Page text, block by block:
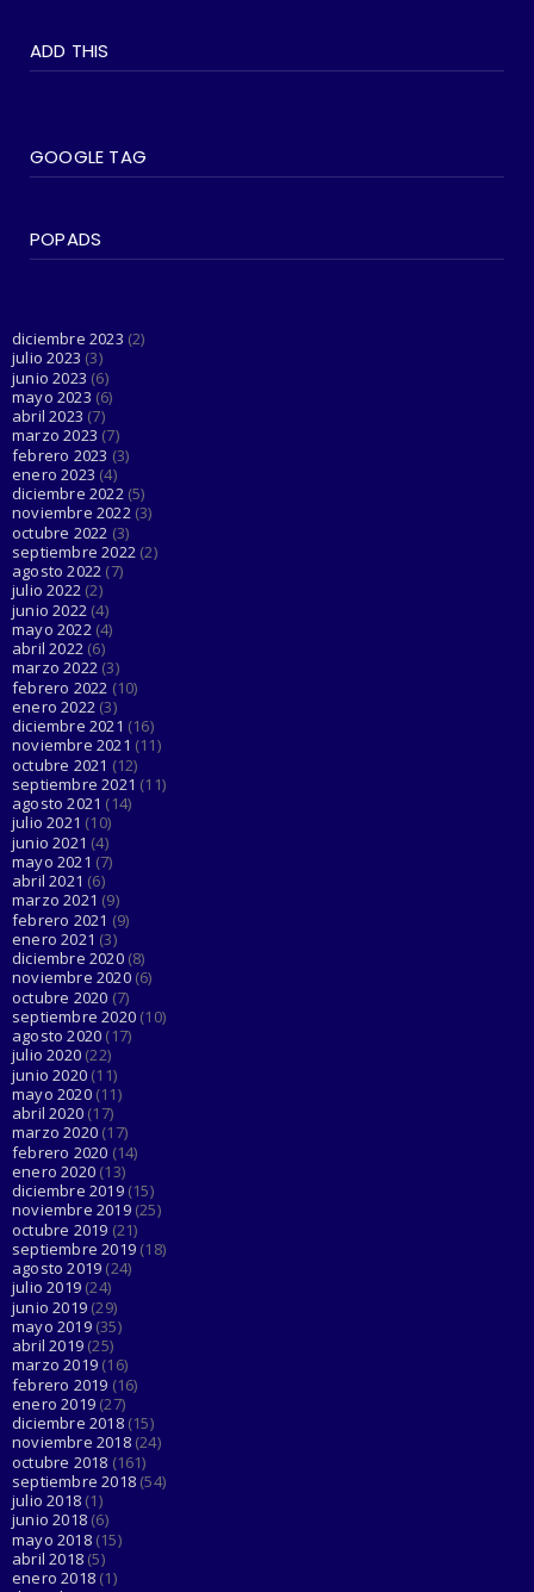
Madonna entra en su última era 'Popular'
con The Weeknd
ADD THIS
GOOGLE TAG
POPADS
diciembre 2023 (2)
julio 2023 (3)
junio 2023 (6)
mayo 2023 (6)
abril 2023 (7)
marzo 2023 (7)
febrero 2023 (3)
enero 2023 (4)
diciembre 2022(5)
noviembre 2022(3)
octubre 2022 (3)
septiembre 2022 (2)
agosto 2022 (7)
julio 2022 (2)
junio 2022 (4)
mayo 2022(4)
abril 2022 (6)
marzo 2022 (3)
febrero 2022 (10)
enero 2022 (3)
diciembre 2021 (16)
noviembre 2021 (11)
octubre 2021 (12)
septiembre 2021 (11)
agosto 2021 (14)
julio 2021 (10)
junio 2021 (4)
mayo 2021 (7)
abril 2021 (6)
marzo 2021 (9)
febrero 2021 (9)
enero 2021 (3)
diciembre 2020(8)
noviembre 2020(6)
octubre 2020 (7)
septiembre 2020 (10)
agosto 2020 (17)
julio 2020 (22)
junio 2020 (11)
mayo 2020(11)
abril 2020 (17)
marzo 2020 (17)
febrero 2020 (14)
enero 2020 (13)
diciembre 2019(15)
noviembre 2019(25)
octubre 2019 (21)
septiembre 2019 (18)
agosto 2019 (24)
julio 2019 (24)
junio 2019 (29)
mayo 2019(35)
abril 2019 (25)
marzo 2019 (16)
febrero 2019 (16)
enero 2019 (27)
diciembre 2018(15)
noviembre 2018(24)
octubre 2018 (161)
septiembre 2018 (54)
julio 2018 (1)
junio 2018 (6)
mayo 2018(15)
abril 2018 (5)
enero 2018 (1)